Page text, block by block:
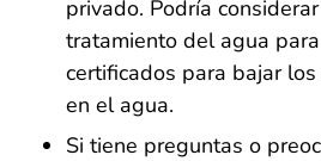
privado. Podría
tratamiento del agua
certificados para bajar
en el agua.
Si tiene preguntas o